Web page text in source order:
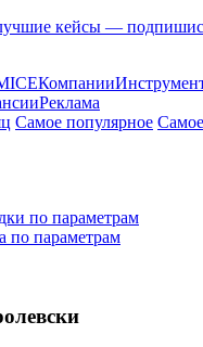
кейсы —
Компании
Реклама
Самое популярное
по параметрам
по параметрам